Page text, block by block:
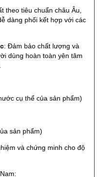
theo tiêu chuẩn châu Âu,
dàng phối kết hợp với các
: Đảm bảo chất lượng và
dùng hoàn toàn yên tâm
cụ thể của sản phẩm)
sản phẩm)
và chứng minh cho độ